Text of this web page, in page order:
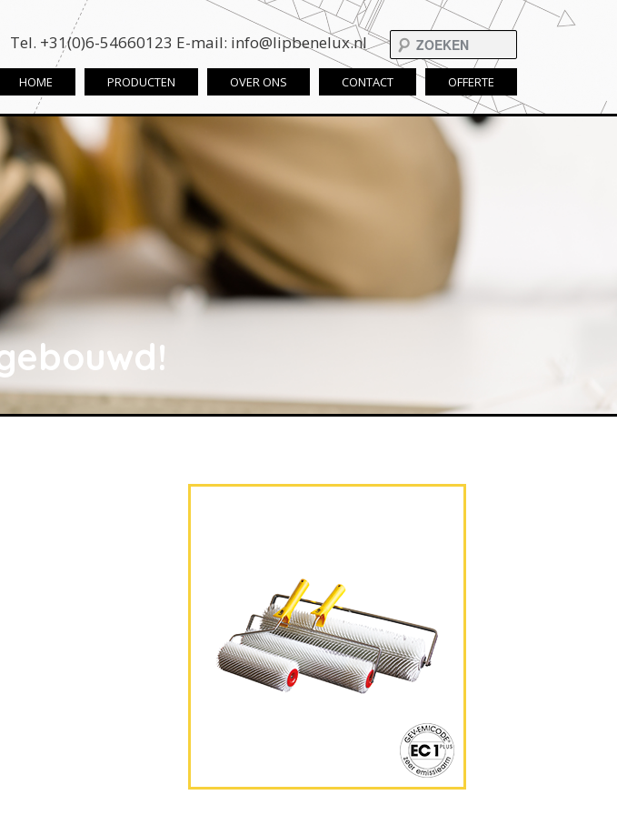
Tel. +31(0)6-54660123 E-mail: info@lipbenelux.nl
HOME PRODUCTEN OVER ONS CONTACT OFFERTE